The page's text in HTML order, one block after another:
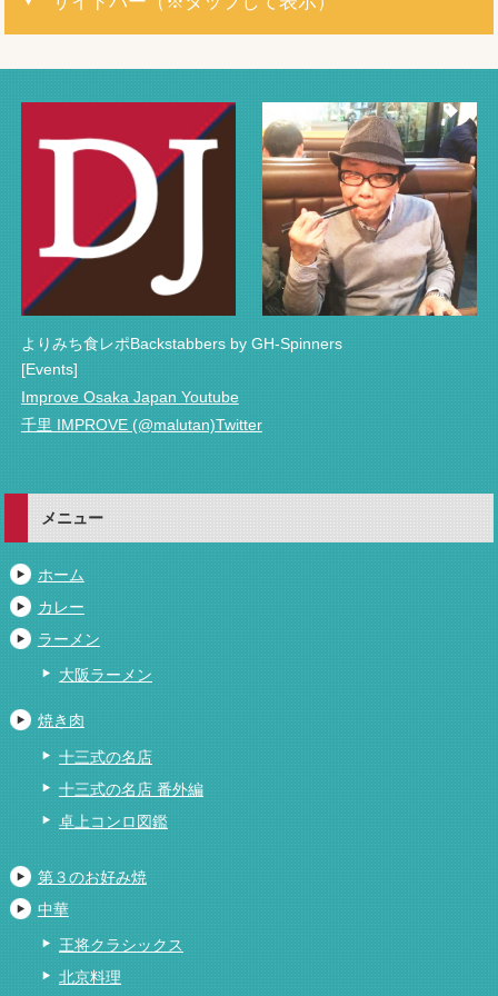
よりみち食レポBackstabbers by GH-Spinners
[Events]
Improve Osaka Japan Youtube
千里 IMPROVE (@malutan)Twitter
メニュー
ホーム
カレー
ラーメン
大阪ラーメン
焼き肉
十三式の名店
十三式の名店 番外編
卓上コンロ図鑑
第３のお好み焼
中華
王将クラシックス
北京料理